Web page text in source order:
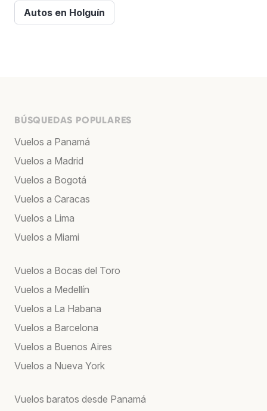
Autos en Holguín
BÚSQUEDAS POPULARES
Vuelos a Panamá
Vuelos a Madrid
Vuelos a Bogotá
Vuelos a Caracas
Vuelos a Lima
Vuelos a Miami
Vuelos a Bocas del Toro
Vuelos a Medellín
Vuelos a La Habana
Vuelos a Barcelona
Vuelos a Buenos Aires
Vuelos a Nueva York
Vuelos baratos desde Panamá